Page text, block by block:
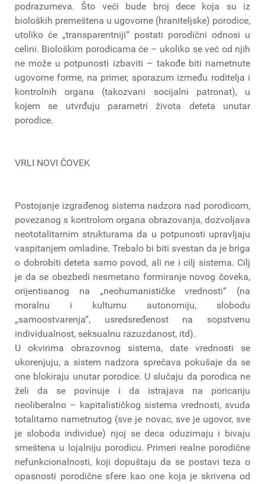
podrazumeva. Što veći bude broj dece koja su iz
bioloških premeštena u ugovorne (hraniteljske) porodice,
utoliko će „transparentniji“ postati porodični odnosi u
celini. Biološkim porodicama će – ukoliko se već od njih
ne može u potpunosti izbaviti – takođe biti nametnute
ugovorne forme, na primer, sporazum između roditelja i
kontrolnih organa (takozvani socijalni patronat), u
kojem se utvrđuju parametri života deteta unutar
porodice.
VRLI NOVI ČOVEK
Postojanje izgrađenog sistema nadzora nad porodicom,
povezanog s kontrolom organa obrazovanja, dozvoljava
neototalitarnim strukturama da u potpunosti upravljaju
vaspitanjem omladine. Trebalo bi biti svestan da je briga
o dobrobiti deteta samo povod, ali ne i cilj sistema. Cilj
je da se obezbedi nesmetano formiranje novog čoveka,
orijentisanog na „neohumanističke vrednosti“ (na
moralnu i kulturnu autonomiju, slobodu
„samoostvarenja“, usredsređenost na sopstvenu
individualnost, seksualnu razuzdanost, itd).
U okvirima obrazovnog sistema, date vrednosti se
ukorenjuju, a sistem nadzora sprečava pokušaje da se
one blokiraju unutar porodice. U slučaju da porodica ne
želi da se povinuje i da istrajava na poricanju
neoliberalno – kapitalističkog sistema vrednosti, svuda
totalitarno nametnutog (sve je novac, sve je ugovor, sve
je sloboda individue) njoj se deca oduzimaju i bivaju
smeštena u lojalniju porodicu. Primeri realne porodične
nefunkcionalnosti, koji dopuštaju da se postavi teza o
opasnosti porodične sfere kao one koja je skrivena od